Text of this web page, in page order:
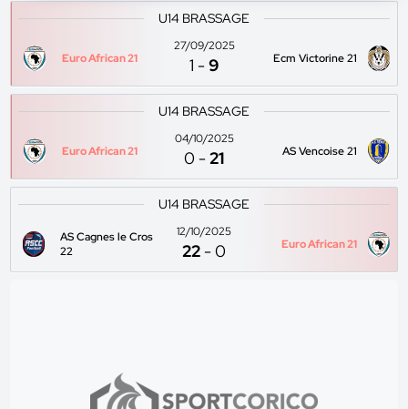
U14 BRASSAGE
Euro African 21
27/09/2025
1 -9 Ecm Victorine 21
U14 BRASSAGE
Euro African 21
04/10/2025
0 -21 AS Vencoise 21
U14 BRASSAGE
AS Cagnes le Cros
22
12/10/2025
22 -0 Euro African 21